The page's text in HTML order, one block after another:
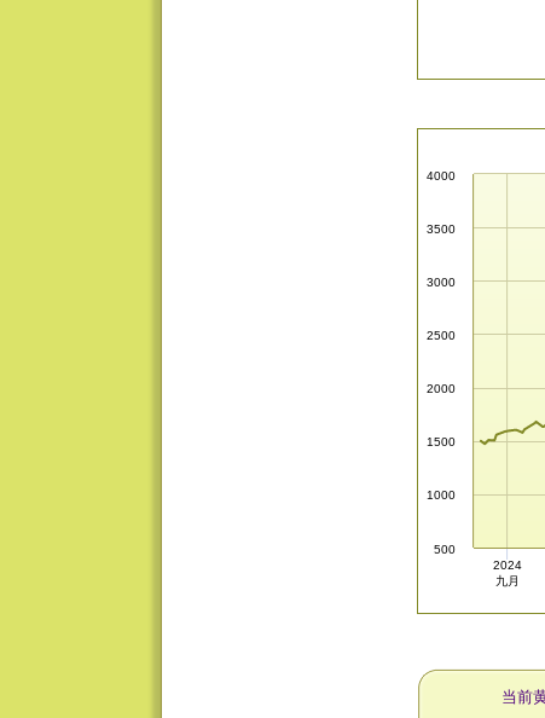
500
1000
1500
2000
2500
3000
3500
4000
2024
九月
当前